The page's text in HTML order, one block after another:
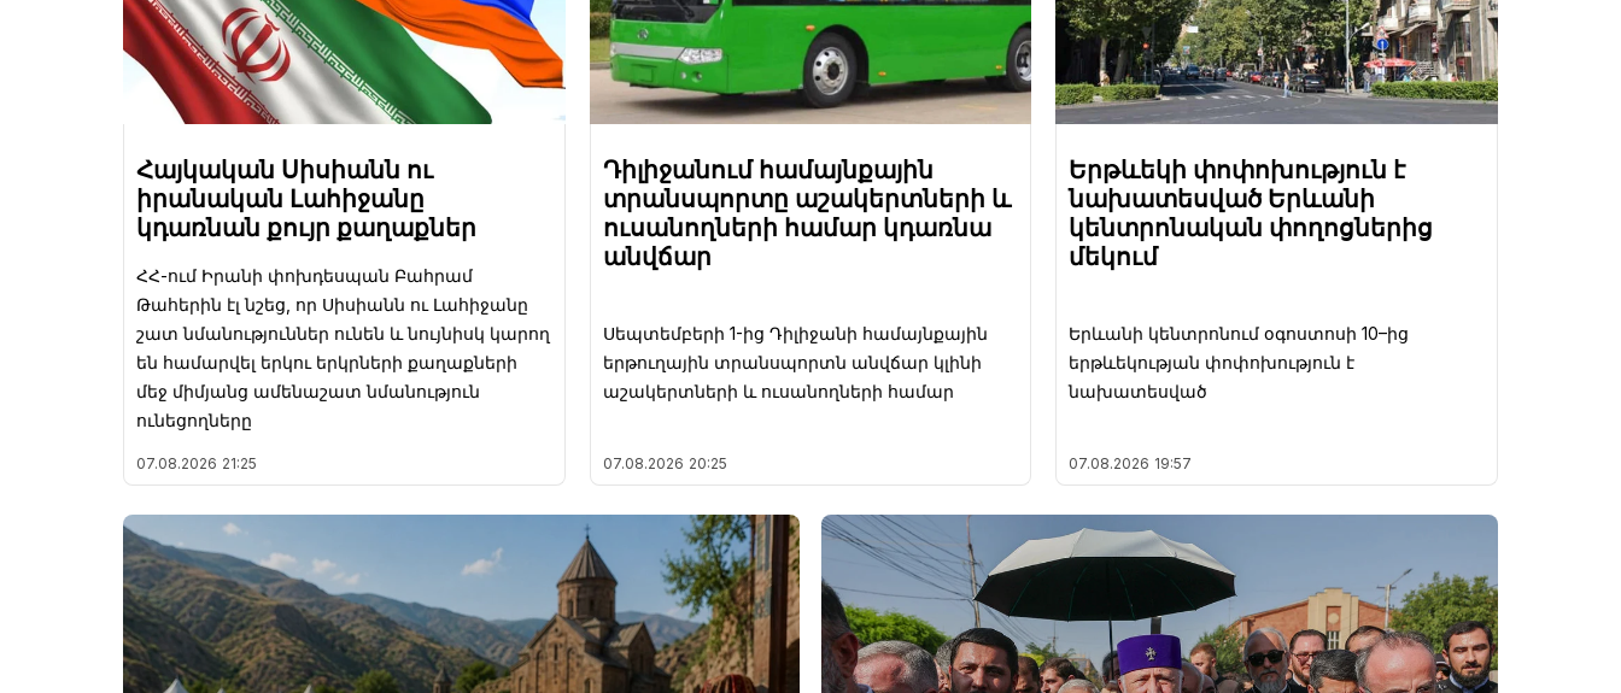
Հայկական Սիսիանն ու
իրանական Լահիջանը
կդառնան քույր քաղաքներ
ՀՀ-ում Իրանի փոխդեսպան Բահրամ
Թահերին էլ նշեց, որ Սիսիանն ու Լահիջանը
շատ նմանություններ ունեն և նույնիսկ կարող
են համարվել երկու երկրների քաղաքների
մեջ միմյանց ամենաշատ նմանություն
ունեցողները
07.08.2026 21:25
Դիլիջանում համայնքային
տրանսպորտը աշակերտների և
ուսանողների համար կդառնա
անվճար
Սեպտեմբերի 1-ից Դիլիջանի համայնքային
երթուղային տրանսպորտն անվճար կլինի
աշակերտների և ուսանողների համար
07.08.2026 20:25
Երթևեկի փոփոխություն է
նախատեսված Երևանի
կենտրոնական փողոցներից
մեկում
Երևանի կենտրոնում օգոստոսի 10–ից
երթևեկության փոփոխություն է
նախատեսված
07.08.2026 19:57